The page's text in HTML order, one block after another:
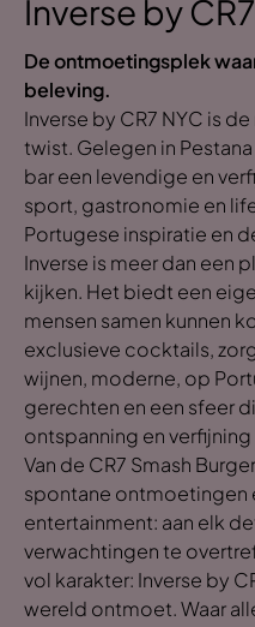
Inverse by
De ontmoetingsplek
beleving.
Inverse by CR7 NYC is
twist. Gelegen in
bar een levendige en
sport, gastronomie en
Portugese inspiratie en
Inverse is meer dan een
kijken. Het biedt een
mensen samen kunnen
exclusieve cocktails,
wijnen, moderne, op
gerechten en een sfeer
ontspanning en
Van de CR7 Smash
spontane ontmoetingen
entertainment: aan elk
verwachtingen te
vol karakter: Inverse by
wereld ontmoet. Waar